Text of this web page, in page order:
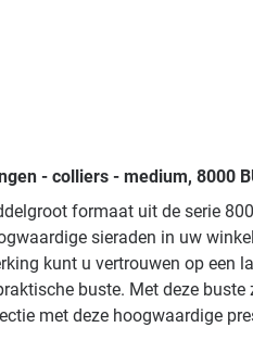
- colliers - medium, 8000
formaat uit de serie
sieraden in uw
kunt u vertrouwen op een
buste. Met deze
met deze hoogwaardige